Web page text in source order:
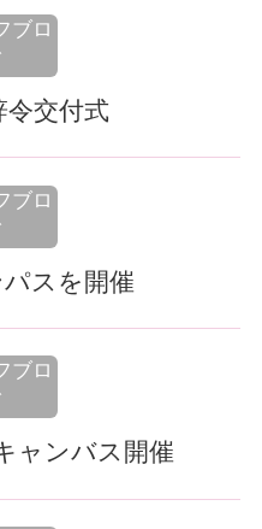
ブロ
交付式
ブロ
スを開催
ブロ
ャンバス開催